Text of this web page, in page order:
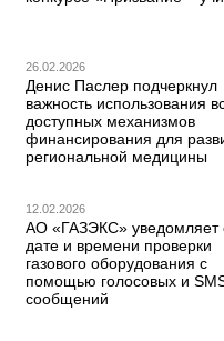
26.02.2026
Денис Паслер подчеркнул
важность использования
доступных механизмов
финансирования для
региональной медицины
12.02.2026
АО «ГАЗЭКС» уведомляет
дате и времени проверки
газового оборудования с
помощью голосовых и
сообщений